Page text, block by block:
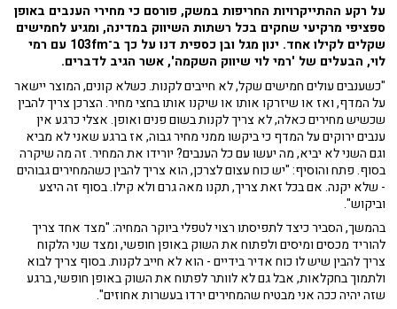
על רקע ההתייקרויות החריפות במשק, פורסם כי מחירי הענבים באופן
ספציפי מרקיעי שחקים בכל רשתות השיווק במדינה, ומגיע לחמישים
שקלים לקילו אחד. ינון מגל ובן כספית דנו על כך ב־103fm עם רמי
לוי, הבעלים של 'רמי לוי שיווק השקמה', אשר הגיב לדברים.
"כשענבים עולים חמישים שקל, לא חייבים לקנות. כשלא קונים, המוצר יישאר
על המדף, ואז או שיזרקו אותו או שיקנו אותו בחצי מחיר. הצרכן צריך להבין
שכשיש מחירים כאלה, לא צריך לקנות בשום פנים ואופן. אצלי כרגע אין
ענבים ירוקים על המדף כי ביקשו ממני מחיר גבוה, אז ברגע שאני לא מביא
וגם השני לא יביא, מה יעשו עם כל הענבים? יורידו את המחיר. זה מה שיקרה
בסוף. פתח והוסיף: "יש כוח עצום לצרכן, הוא צריך להבין כשהמחירים גבוהים
- שלא יקנה. אם בכל זאת צריך, תקנו מאה גרם ולא קילו. בסוף זה היצע
וביקוש".
בהמשך, הסביר כיצד לתפיסתו רצוי לטפלי ביוקר המחיה: "מצד אחד צריך
להוריד מכסים ומיסים ולפתוח את השוק באופן חופשי, ומצד שני הלקוח
צריך להבין שיש לו כוח אדיר בידיים - הוא לא חייב לקנות. בסוף צריך לבוא
ולתמוך בחקלאות, אבל גם לא לוותר לפתוח את השוק באופן חופשי, ברגע
שזה יהיה ככה אני מבטיח שהמחירים ירדו בעשרות אחוזים".